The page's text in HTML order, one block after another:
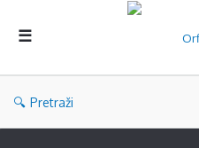
Pretraži